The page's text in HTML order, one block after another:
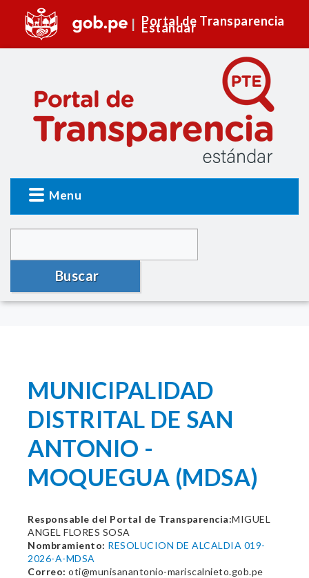
Portal de Transparencia
Estándar
Menu
Buscar
MUNICIPALIDAD
DISTRITAL DE SAN
ANTONIO -
MOQUEGUA (MDSA)
Responsable del Portal de Transparencia:MIGUEL
ANGEL FLORES SOSA
Nombramiento: RESOLUCION DE ALCALDIA 019-
2026-A-MDSA
Correo: oti@munisanantonio-mariscalnieto.gob.pe